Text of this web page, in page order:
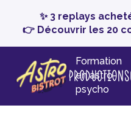
✨ 3 replays
👉 Découvrir les 20
Formation
en astro-
psycho
Productions